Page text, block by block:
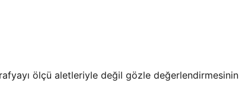
ölçü aletleriyle değil gözle değerlendirmesinin